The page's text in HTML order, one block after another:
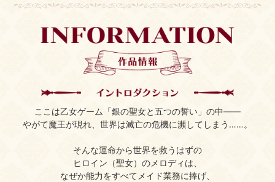
ここは乙女ゲーム 「銀の聖女と五つの誓い」の中――
やがて魔王が現れ、 世界は滅亡の危機に瀕してしまう……。
そんな運命から世界を救うはずの
ヒロイン（聖女）のメロディは、
なぜか能力をすべてメイド業務に捧げ、